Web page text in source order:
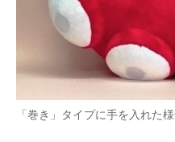
「巻き」タイプに手を入れた